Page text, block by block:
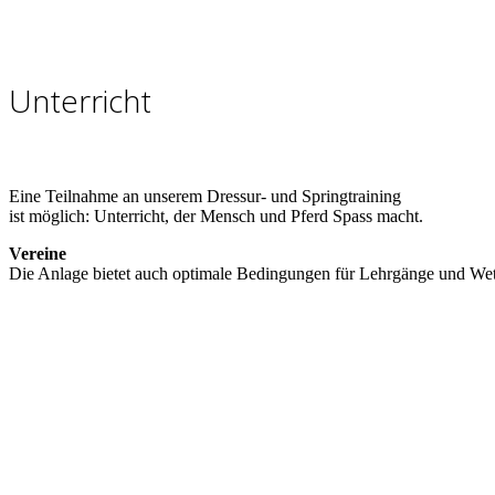
Unterricht
Eine Teilnahme an unserem Dressur- und Springtraining
ist möglich: Unterricht, der Mensch und Pferd Spass macht.
Vereine
Die Anlage bietet auch optimale Bedingungen für Lehrgänge und